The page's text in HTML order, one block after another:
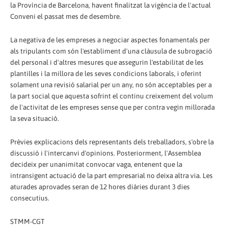
la Província de Barcelona, havent finalitzat la vigència de l'actual
Conveni el passat mes de desembre.
La negativa de les empreses a negociar aspectes fonamentals per
als tripulants com són l'establiment d'una clàusula de subrogació
del personal i d'altres mesures que assegurin l'estabilitat de les
plantilles i la millora de les seves condicions laborals, i oferint
solament una revisió salarial per un any, no són acceptables per a
la part social que aquesta sofrint el continu creixement del volum
de l'activitat de les empreses sense que per contra vegin millorada
la seva situació.
Prèvies explicacions dels representants dels treballadors, s'obre la
discussió i l'intercanvi d'opinions. Posteriorment, l'Assemblea
decideix per unanimitat convocar vaga, entenent que la
intransigent actuació de la part empresarial no deixa altra via. Les
aturades aprovades seran de 12 hores diàries durant 3 dies
consecutius.
STMM-CGT